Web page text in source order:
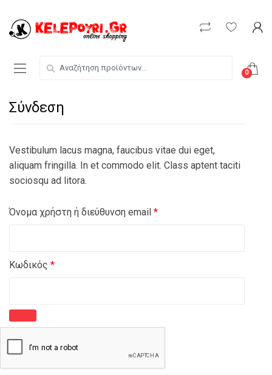
navigation
content
0
Σύνδεση
Vestibulum lacus magna, faucibus vitae dui eget,
aliquam fringilla. In et commodo elit. Class aptent taciti
sociosqu ad litora.
Όνομα χρήστη ή διεύθυνση email *Απαιτείται
Κωδικός *Απαιτείται